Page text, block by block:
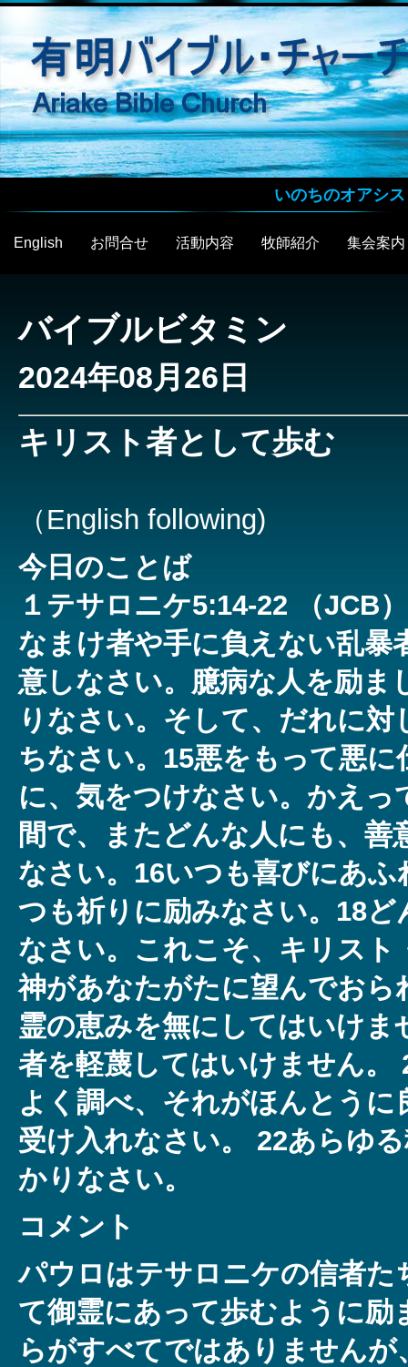
いのちのオアシス
English お問合せ 活動内容 牧師紹介 集会案内
バイブルビタミン
2024年08月26日
キリスト者として歩む
（English following)
今日のことば
１テサロニケ5:14-22 （JCB
なまけ者や手に負えない乱暴
意しなさい。臆病な人を励ま
りなさい。そして、だれに対
ちなさい。15悪をもって悪
に、気をつけなさい。かえっ
間で、またどんな人にも、善
なさい。16いつも喜びにあ
つも祈りに励みなさい。18
なさい。これこそ、キリスト
神があなたがたに望んでおら
霊の恵みを無にしてはいけま
者を軽蔑してはいけません。
よく調べ、それがほんとう
受け入れなさい。 22あらゆ
かりなさい。
コメント
パウロはテサロニケの信者た
て御霊にあって歩むように励
らがすべてではありません